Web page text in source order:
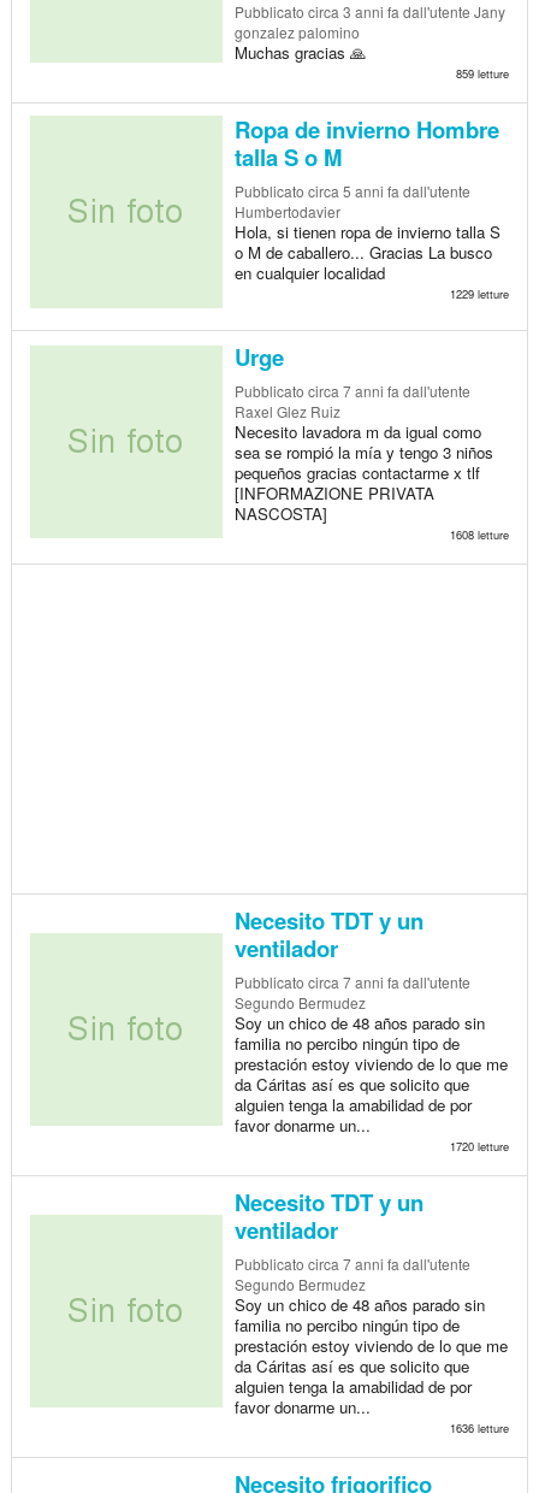
Pubblicato circa 3 anni fa dall'utente Jany
gonzalez palomino
Muchas gracias 🙏
859 letture
Ropa de invierno Hombre
talla S o M
Pubblicato circa 5 anni fa dall'utente
Humbertodavier
Hola, si tienen ropa de invierno talla S
o M de caballero... Gracias La busco
en cualquier localidad
1229 letture
Urge
Pubblicato circa 7 anni fa dall'utente
Raxel Glez Ruiz
Necesito lavadora m da igual como
sea se rompió la mía y tengo 3 niños
pequeños gracias contactarme x tlf
[INFORMAZIONE PRIVATA
NASCOSTA]
1608 letture
Necesito TDT y un
ventilador
Pubblicato circa 7 anni fa dall'utente
Segundo Bermudez
Soy un chico de 48 años parado sin
familia no percibo ningún tipo de
prestación estoy viviendo de lo que me
da Cáritas así es que solicito que
alguien tenga la amabilidad de por
favor donarme un...
1720 letture
Necesito TDT y un
ventilador
Pubblicato circa 7 anni fa dall'utente
Segundo Bermudez
Soy un chico de 48 años parado sin
familia no percibo ningún tipo de
prestación estoy viviendo de lo que me
da Cáritas así es que solicito que
alguien tenga la amabilidad de por
favor donarme un...
1636 letture
Necesito frigorifico